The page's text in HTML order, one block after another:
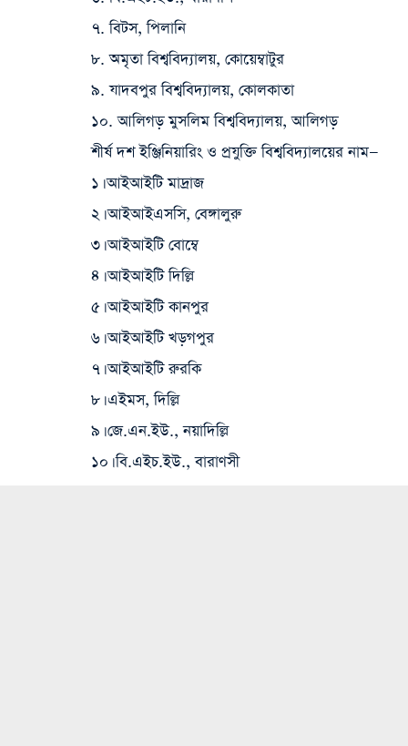
৭. বিটস, পিলানি
৮. অমৃতা বিশ্ববিদ্যালয়, কোয়েম্বাটুর
৯. যাদবপুর বিশ্ববিদ্যালয়, কোলকাতা
১০. আলিগড় মুসলিম বিশ্ববিদ্যালয়, আলিগড়
শীর্ষ দশ ইঞ্জিনিয়ারিং ও প্রযুক্তি বিশ্ববিদ্যালয়ের নাম—
১। আইআইটি মাদ্রাজ
২। আইআইএসসি, বেঙ্গালুরু
৩। আইআইটি বোম্বে
৪। আইআইটি দিল্লি
৫। আইআইটি কানপুর
৬। আইআইটি খড়গপুর
৭। আইআইটি রুরকি
৮। এইমস, দিল্লি
৯। জে.এন.ইউ., নয়াদিল্লি
১০। বি.এইচ.ইউ., বারাণসী